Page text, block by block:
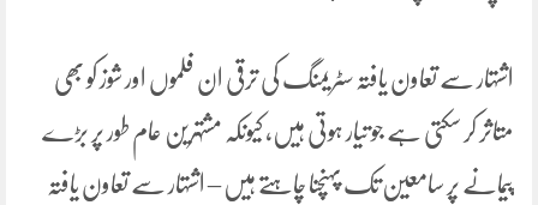
اشتہار سے تعاون یافتہ سٹریمنگ کی ترقی ان فلموں اور شوز کو بھی
متاثر کر سکتی ہے جو تیار ہوتی ہیں، کیونکہ مشتہرین عام طور پر بڑے
پیمانے پر سامعین تک پہنچنا چاہتے ہیں – اشتہار سے تعاون یافتہ